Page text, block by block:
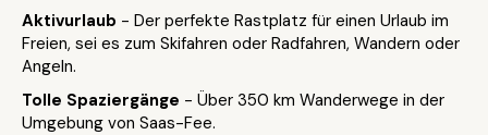
Aktivurlaub - Der perfekte Rastplatz für einen Urlaub im
Freien, sei es zum Skifahren oder Radfahren, Wandern oder
Angeln.
Tolle Spaziergänge - Über 350 km Wanderwege in der
Umgebung von Saas-Fee.